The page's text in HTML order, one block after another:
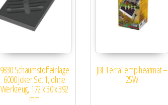
9830 Schaumstoffeinlage
6000 Joker Set 1, ohne
Werkzeug, 172 x 30 x 392
mm
JBL TerraTemp heatmat –
25W